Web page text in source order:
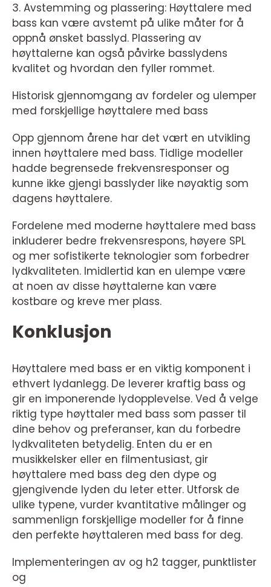
3. Avstemming og plassering: Høyttalere med
bass kan være avstemt på ulike måter for å
oppnå ønsket basslyd. Plassering av
høyttalerne kan også påvirke basslydens
kvalitet og hvordan den fyller rommet.
Historisk gjennomgang av fordeler og ulemper
med forskjellige høyttalere med bass
Opp gjennom årene har det vært en utvikling
innen høyttalere med bass. Tidlige modeller
hadde begrensede frekvensresponser og
kunne ikke gjengi basslyder like nøyaktig som
dagens høyttalere.
Fordelene med moderne høyttalere med bass
inkluderer bedre frekvensrespons, høyere SPL
og mer sofistikerte teknologier som forbedrer
lydkvaliteten. Imidlertid kan en ulempe være
at noen av disse høyttalerne kan være
kostbare og kreve mer plass.
Konklusjon
Høyttalere med bass er en viktig komponent i
ethvert lydanlegg. De leverer kraftig bass og
gir en imponerende lydopplevelse. Ved å velge
riktig type høyttaler med bass som passer til
dine behov og preferanser, kan du forbedre
lydkvaliteten betydelig. Enten du er en
musikkelsker eller en filmentusiast, gir
høyttalere med bass deg den dype og
gjengivende lyden du leter etter. Utforsk de
ulike typene, vurder kvantitative målinger og
sammenlign forskjellige modeller for å finne
den perfekte høyttaleren med bass for deg.
Implementeringen av og h2 tagger, punktlister
og